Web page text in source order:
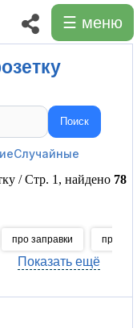
☰ меню
Поиск
Случайные
/ Стр. 1, найдено 78
про заправки про
Показать ещё